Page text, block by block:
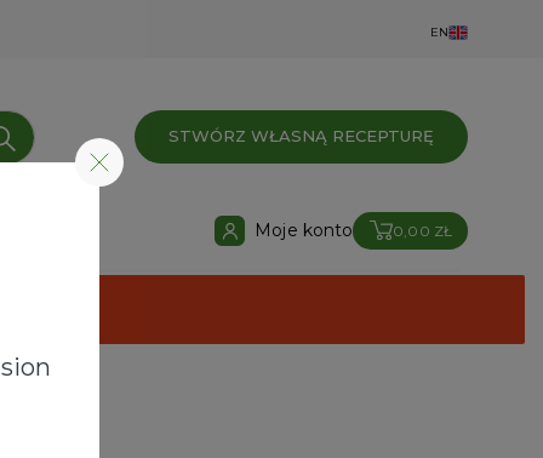
EN
STWÓRZ WŁASNĄ RECEPTURĘ
Moje konto 0,00 ZŁ